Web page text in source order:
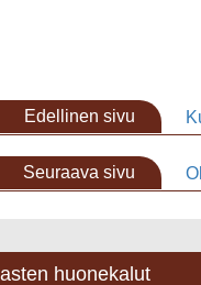
Edellinen sivu
Seuraava sivu
huonekalut